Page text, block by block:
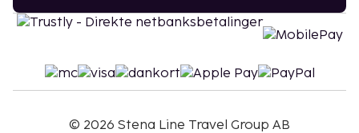
© 2026 Stena Line Travel Group AB